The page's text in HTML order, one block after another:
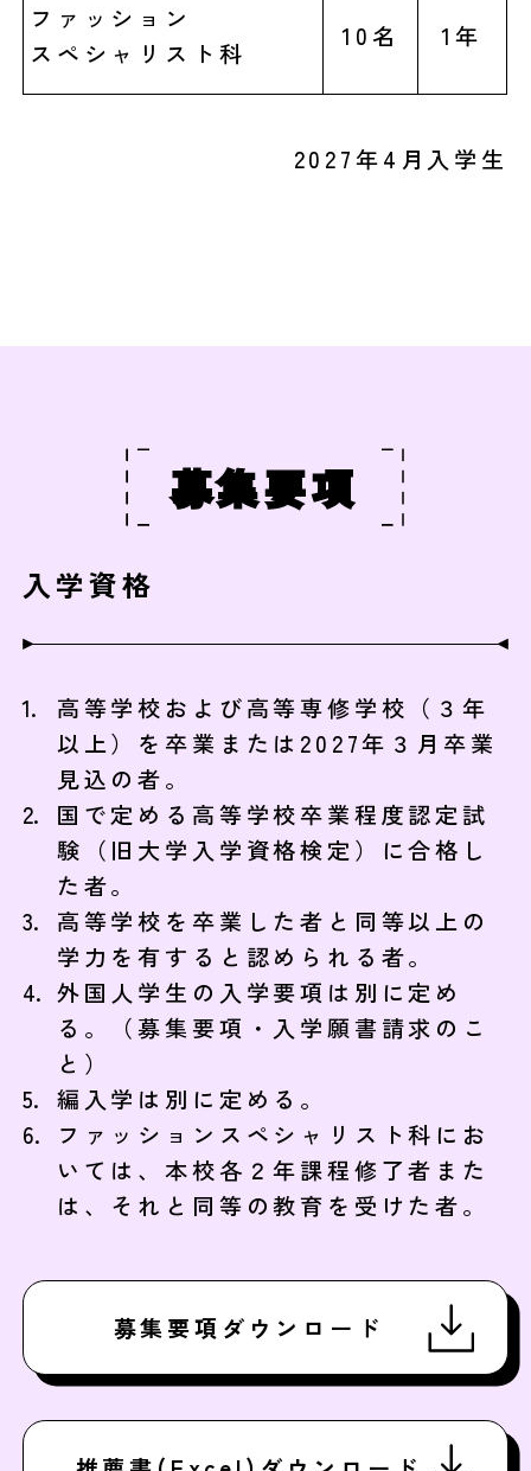
ファッション
スペシャリスト科
10名 1年
2027年4月入学生
募集要項
入学資格
高等学校および高等専修学校（３年
以上）を卒業または2027年３月卒業
見込の者。
国で定める高等学校卒業程度認定試
験（旧大学入学資格検定）に合格し
た者。
高等学校を卒業した者と同等以上の
学力を有すると認められる者。
外国人学生の入学要項は別に定め
る。（募集要項・入学願書請求のこ
と）
編入学は別に定める。
ファッションスペシャリスト科にお
いては、本校各２年課程修了者また
は、それと同等の教育を受けた者。
募集要項ダウンロード